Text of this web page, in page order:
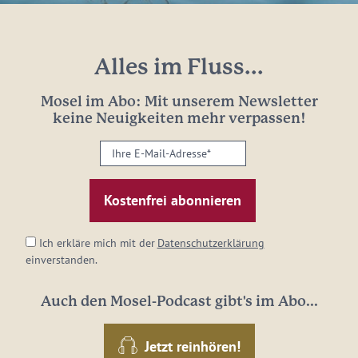
Alles im Fluss...
Mosel im Abo: Mit unserem Newsletter
keine Neuigkeiten mehr verpassen!
Ihre
E-
Mail-
Adresse:
Ich erkläre mich mit der Datenschutzerklärung
einverstanden.
Auch den Mosel-Podcast gibt's im Abo...
Jetzt reinhören!